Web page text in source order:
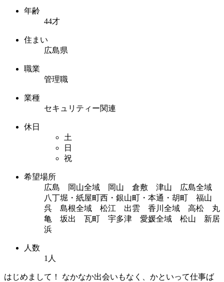
年齢
44才
住まい
広島県
職業
管理職
業種
セキュリティー関連
休日
土
日
祝
希望場所
広島 岡山全域 岡山 倉敷 津山 広島全域
八丁堀・紙屋町西・銀山町・本通・胡町 福山
呉 島根全域 松江 出雲 香川全域 高松 丸
亀 坂出 瓦町 宇多津 愛媛全域 松山 新居
浜
人数
1人
はじめまして！ なかなか出会いもなく、かといって仕事ば